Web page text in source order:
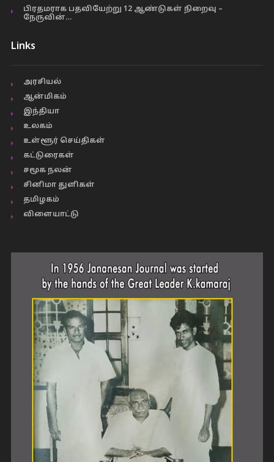
பிரதமராக பதவியேற்று 12 ஆண்டுகள் நிறைவு –
நேருவின்…
Links
அரசியல்
ஆன்மிகம்
இந்தியா
உலகம்
உள்ளூர் செய்திகள்
கட்டுரைகள்
சமூக நலன்
சினிமா துளிகள்
தமிழகம்
விளையாட்டு